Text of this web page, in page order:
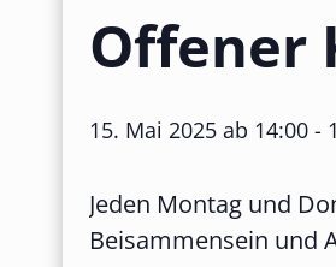
Offener
15. Mai 2025 ab 14:00 -
Jeden Montag und
Beisammensein und